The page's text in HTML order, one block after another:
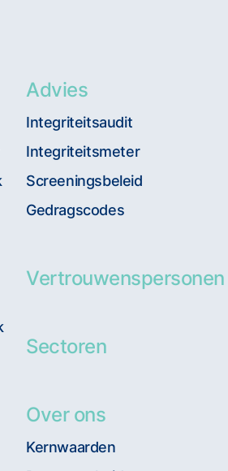
Advies
Integriteitsaudit
Integriteitsmeter
Screeningsbeleid
Gedragscodes
Vertrouwenspersonen
Sectoren
Over ons
Kernwaarden